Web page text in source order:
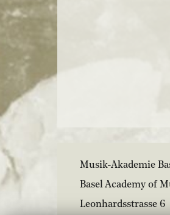
Musik-Akademie
Basel Academy of
Leonhardsstrasse 6